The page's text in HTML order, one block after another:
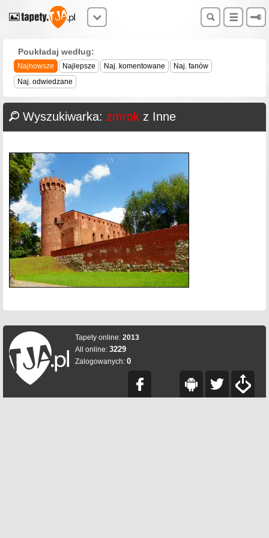
Poukładaj według:
Najnowsze Najlepsze Naj. komentowane
Naj. fanów
Naj. odwiedzane
Wyszukiwarka: zmrok z Inne
Tapety online: 2013
All online: 3229
Zalogowanych: 0